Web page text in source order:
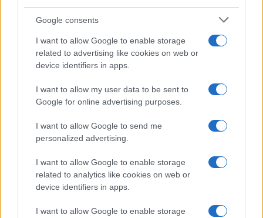
Google consents
I want to allow Google to enable storage
related to advertising like cookies on web or
device identifiers in apps.
I want to allow my user data to be sent to
Google for online advertising purposes.
I want to allow Google to send me
personalized advertising.
I want to allow Google to enable storage
related to analytics like cookies on web or
device identifiers in apps.
I want to allow Google to enable storage
Vijesti
Meteorolozi poslali upozorenje:
Stiže snažan El Ninjo, prijete
rekordne temperature